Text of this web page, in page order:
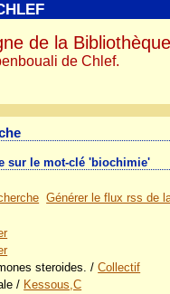
sur le mot-clé 'biochimie'
Générer le flux rss de
steroides. /Collectif
/ Kessous,C
de la
de Chlef.